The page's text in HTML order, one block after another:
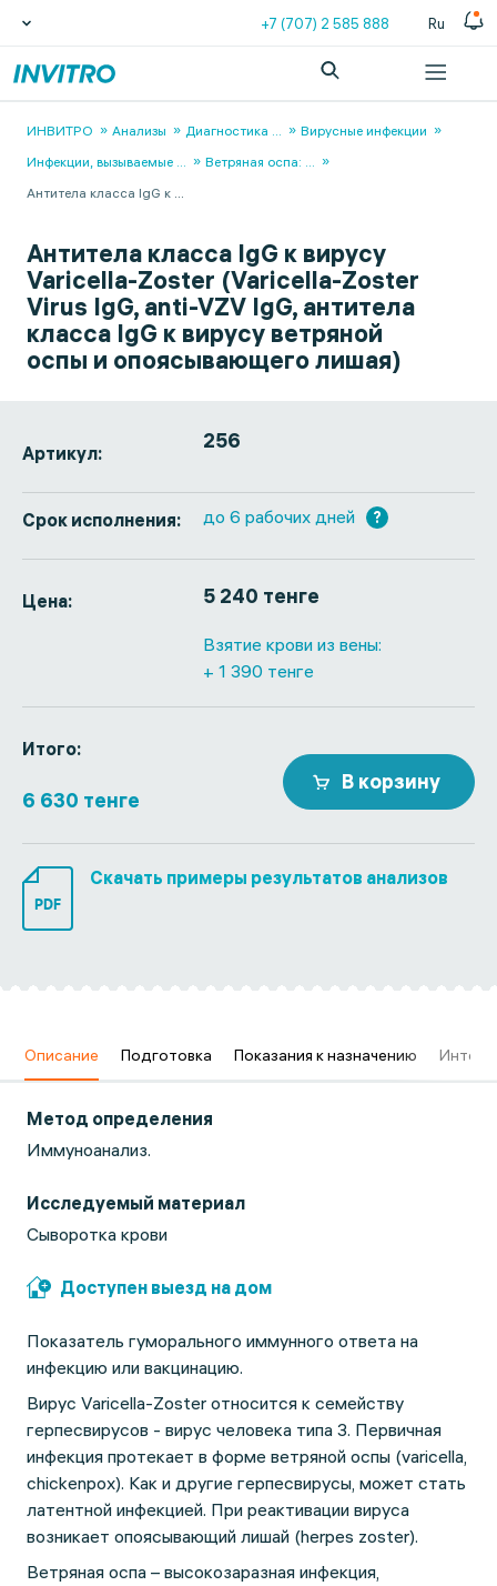
+7 (707) 2 585 888 Ru
ИНВИТРО Анализы Диагностика ...
Вирусные инфекции
Инфекции, вызываемые ... Ветряная оспа: ...
Антитела класса IgG к ...
Антитела класса IgG к вирусу
Varicella-Zoster (Varicella-Zoster
Virus IgG, anti-VZV IgG, антитела
класса IgG к вирусу ветряной
оспы и опоясывающего лишая)
Артикул: 256
Срок исполнения: до 6 рабочих дней ?
Цена: 5 240 тенге
Взятие крови из вены:
+ 1 390 тенге
Итого:
6 630 тенге
В корзину
PDF
Скачать примеры результатов анализов
Описание Подготовка Показания к назначению
Метод определения
Иммуноанализ.
Исследуемый материал
Сыворотка крови
Доступен выезд на дом
Показатель гуморального иммунного ответа на
инфекцию или вакцинацию.
Вирус Varicella-Zoster относится к семейству
герпесвирусов - вирус человека типа 3. Первичная
инфекция протекает в форме ветряной оспы (varicella,
chickenpox). Как и другие герпесвирусы, может стать
латентной инфекцией. При реактивации вируса
возникает опоясывающий лишай (herpes zoster).
Ветряная оспа – высокозаразная инфекция,